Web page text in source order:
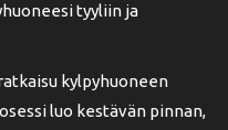
tyyliin ja
kylpyhuoneen
luo kestävän pinnan,